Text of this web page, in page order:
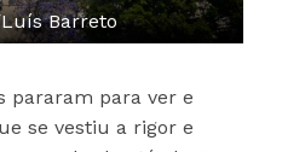
Barreto
pararam para ver e
se vestiu a rigor e